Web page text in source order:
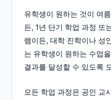
유학생이 원하는 것이 여
든, 1년 단기 학업 과정 또
램이든, 대학 진학이나 성
는 유학생이 원하는 수업
결과를 달성할 수 있도록
모든 학업 과정은 공인 교